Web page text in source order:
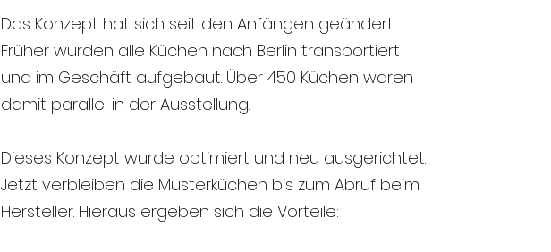
Das Konzept hat sich seit den Anfängen geändert.
Früher wurden alle Küchen nach Berlin transportiert
und im Geschäft aufgebaut. Über 450 Küchen waren
damit parallel in der Ausstellung.
Dieses Konzept wurde optimiert und neu ausgerichtet.
Jetzt verbleiben die Musterküchen bis zum Abruf beim
Hersteller. Hieraus ergeben sich die Vorteile: